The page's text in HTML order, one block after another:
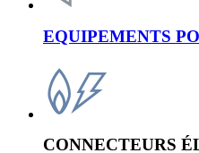
EQUIPEMENTS
CONNECTEURS